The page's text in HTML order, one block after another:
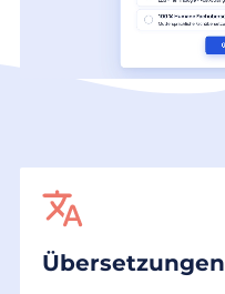
Übersetzungen